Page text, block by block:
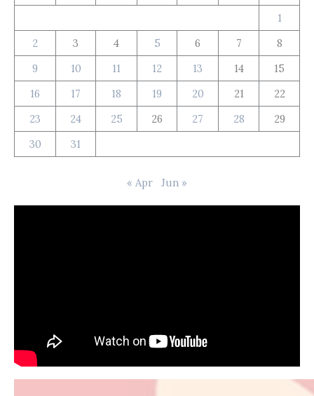
1
2
3 4 5 6 7
8
9
10 11 12 13 14
15
16
17 18 19 20 21
22
23
24 25 26 27 28
29
30
31
« Apr Jun »